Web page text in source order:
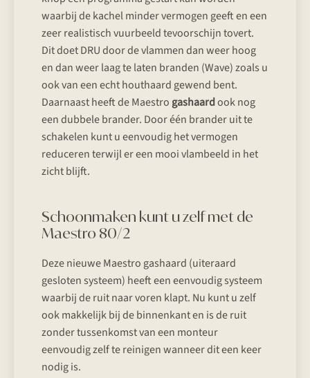
waarbij de kachel minder vermogen geeft en een
zeer realistisch vuurbeeld tevoorschijn tovert.
Dit doet DRU door de vlammen dan weer hoog
en dan weer laag te laten branden (Wave) zoals u
ook van een echt houthaard gewend bent.
Daarnaast heeft de Maestro gashaardook nog
een dubbele brander. Door één brander uit te
schakelen kunt u eenvoudig het vermogen
reduceren terwijl er een mooi vlambeeld in het
zicht blijft.
Schoonmaken kunt u zelf met de
Maestro 80/2
Deze nieuwe Maestro gashaard (uiteraard
gesloten systeem) heeft een eenvoudig systeem
waarbij de ruit naar voren klapt. Nu kunt u zelf
ook makkelijk bij de binnenkant en is de ruit
zonder tussenkomst van een monteur
eenvoudig zelf te reinigen wanneer dit een keer
nodig is.